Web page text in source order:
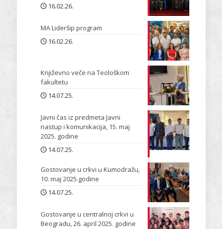
16.02.26.
MA Lideršip program
16.02.26.
Književno veče na Teološkom
fakultetu
14.07.25.
Javni čas iz predmeta Javni
nastup i komunikacija, 15. maj
2025. godine
14.07.25.
Gostovanje u crkvi u Kumodražu,
10. maj 2025.godine
14.07.25.
Gostovanje u centralnoj crkvi u
Beogradu, 26. april 2025. godine